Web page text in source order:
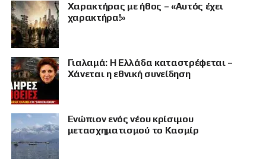
Χαρακτήρας με ήθος – «Αυτός έχει
χαρακτήρα!»
Γιαλαμά: Η Ελλάδα καταστρέφεται –
Χάνεται η εθνική συνείδηση
Eνώπιον ενός νέου κρίσιμου
μετασχηματισμού το Κασμίρ